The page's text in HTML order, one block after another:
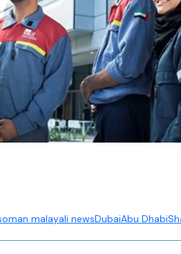
oman malayali newsDubaiAbu Dhabi